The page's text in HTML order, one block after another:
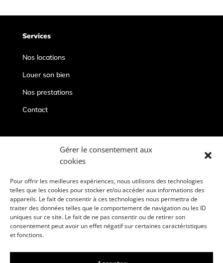
Gérer le consentement aux
cookies
Pour offrir les meilleures expériences, nous utilisons des technologies
telles que les cookies pour stocker et/ou accéder aux informations des
appareils. Le fait de consentir à ces technologies nous permettra de
traiter des données telles que le comportement de navigation ou les ID
uniques sur ce site. Le fait de ne pas consentir ou de retirer son
consentement peut avoir un effet négatif sur certaines caractéristiques
et fonctions.
Services
Nos locations
Louer son bien
Nos prestations
Contact
conciergeriepriveedeauville@gmail.com
06 67 19 96 86
Deauville, 14800